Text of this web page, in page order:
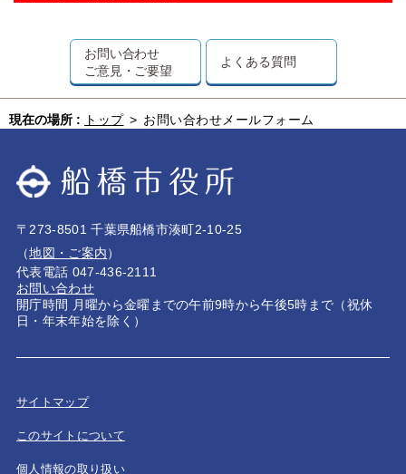
お問い合わせ
ご意見・ご要望
よくある質問
現在の場所 : トップ > お問い合わせメールフォーム
〒273-8501 千葉県船橋市湊町2-10-25
（地図・ご案内）
代表電話 047-436-2111
お問い合わせ
開庁時間 月曜から金曜までの午前9時から午後5時まで（祝休
日・年末年始を除く）
サイトマップ
このサイトについて
個人情報の取り扱い